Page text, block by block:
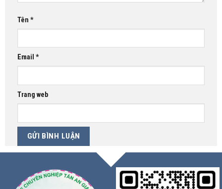
Tên *
Email *
Trang web